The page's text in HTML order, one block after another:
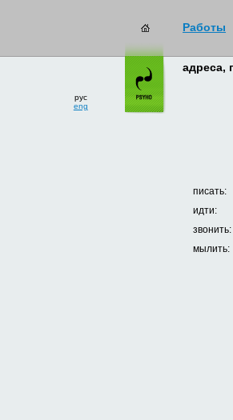
Работы
рус
eng
адреса,
писать:
идти:
звонить:
мылить: